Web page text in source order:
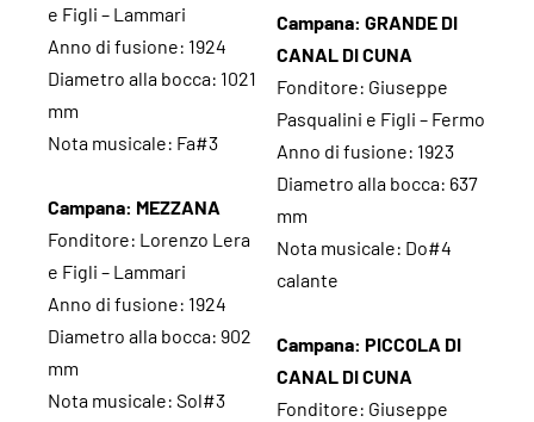
e Figli – Lammari
Anno di fusione: 1924
Diametro alla bocca: 1021
mm
Nota musicale: Fa#3
Campana: MEZZANA
Fonditore: Lorenzo Lera
e Figli – Lammari
Anno di fusione: 1924
Diametro alla bocca: 902
mm
Nota musicale: Sol#3
Campana: GRANDE DI
CANAL DI CUNA
Fonditore: Giuseppe
Pasqualini e Figli – Fermo
Anno di fusione: 1923
Diametro alla bocca: 637
mm
Nota musicale: Do#4
calante
Campana: PICCOLA DI
CANAL DI CUNA
Fonditore: Giuseppe